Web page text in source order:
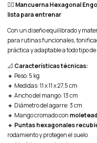
🏋️‍♀️ Mancuerna Hexagonal
lista para entrenar
Con un diseño equilibrado y
para rutinas funcionales,
práctica y adaptable a todo tipo
📐 Características técnicas:
🔸 Peso: 5 kg
🔸 Medidas: 11 x 11 x 27,5 cm
🔸 Ancho del mango: 13 cm
🔸 Diámetro del agarre: 3 cm
🔸 Mango cromado con
🔸 Puntas hexagonales
rodamiento y protegen el suelo